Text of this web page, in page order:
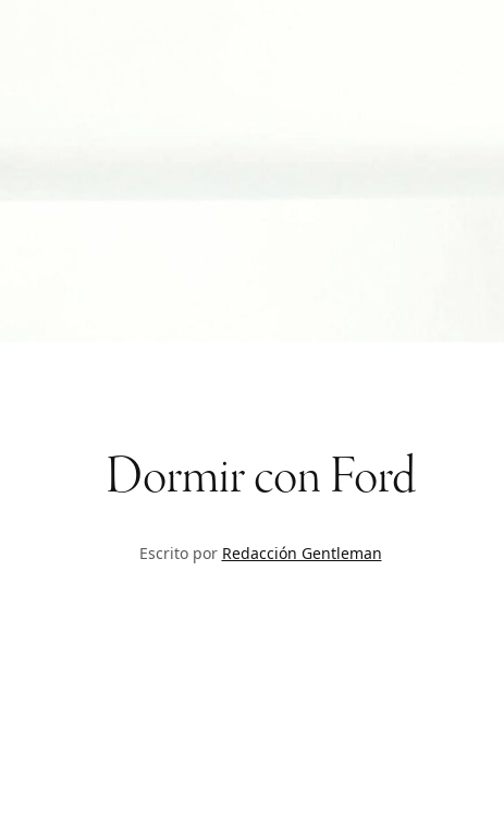
Dormir con Ford
Escrito por Redacción Gentleman